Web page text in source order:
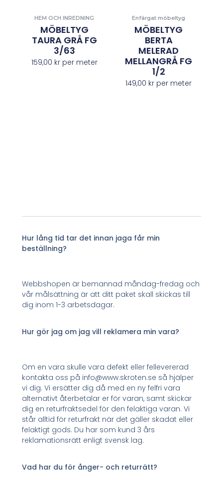
HEM OCH INREDNING
MÖBELTYG
TAURA GRÅ FG
3/63
159,00 krper meter
Enfärgat möbeltyg
MÖBELTYG
BERTA
MELERAD
MELLANGRÅ FG
1/2
149,00 kr per meter
Hur lång tid tar det innan jaga får min
beställning?
Webbshopen är bemannad måndag-fredag och
vår målsättning är att ditt paket skall skickas till
dig inom 1-3 arbetsdagar.
Hur gör jag om jag vill reklamera min vara?
Om en vara skulle vara defekt eller fellevererad
kontakta oss på info@www.skroten.se så hjälper
vi dig. Vi ersätter dig då med en ny felfri vara
alternativt återbetalar er för varan, samt skickar
dig en returfraktsedel för den felaktiga varan. Vi
står alltid för returfrakt när det gäller skadat eller
felaktigt gods. Du har som kund 3 års
reklamationsrätt enligt svensk lag.
Vad har du för ånger- och returrätt?